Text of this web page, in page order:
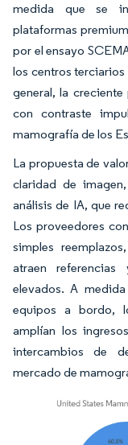
medida que se
plataformas
por el ensayo
los centros
general, la
con contraste
mamografía de los
La propuesta de
claridad de
análisis de IA, que
Los proveedores
simples
atraen
elevados. A
equipos a bordo,
amplían los
intercambios de
mercado de